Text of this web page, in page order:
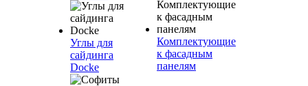
Углы для
сайдинга
Docke
Комплектующие
к фасадным
панелям